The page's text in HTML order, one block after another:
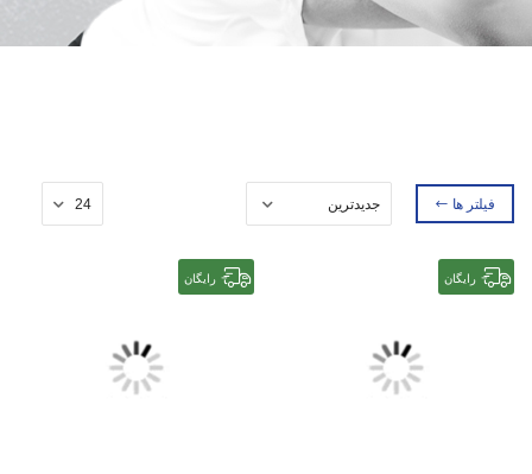
فیلتر ها
رایگان رایگان